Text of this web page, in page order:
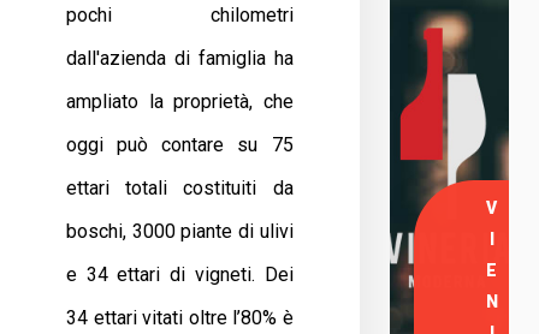
pochi chilometri
dall'azienda di famiglia ha
ampliato la proprietà, che
oggi può contare su 75
ettari totali costituiti da
boschi, 3000 piante di ulivi
e 34 ettari di vigneti. Dei
34 ettari vitati oltre l’80% è
V
E
N